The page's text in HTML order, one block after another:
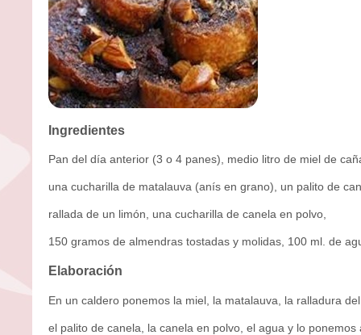
Ingredientes
Pan del día anterior (3 o 4 panes), medio litro de miel de
una cucharilla de matalauva (anís en grano), un palito de
rallada de un limón, una cucharilla de canela en polvo,
150 gramos de almendras tostadas y molidas, 100 ml. de
Elaboración
En un caldero ponemos la miel, la matalauva, la ralladura
el palito de canela, la canela en polvo, el agua y lo ponemos